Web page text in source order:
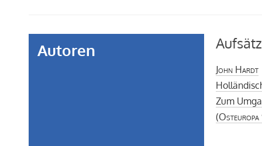
Autoren
John Hardt
Zum
(Osteuropa